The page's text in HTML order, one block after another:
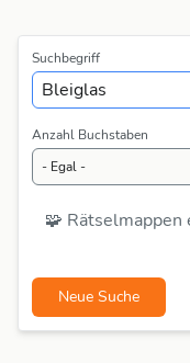
Suchbegriff
Anzahl Buchstaben
🧩
Neue Suche